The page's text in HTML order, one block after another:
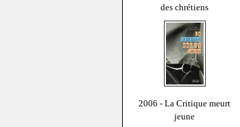
des chrétiens
2006 - La Critique meurt
jeune